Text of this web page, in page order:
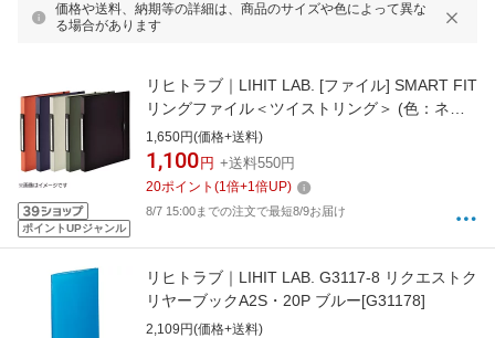
価格や送料、納期等の詳細は、商品のサイズや色によって異な
る場合があります
ポイントUPジャンル
リヒトラブ｜LIHIT LAB. [ファイル] SMART FIT
リングファイル＜ツイストリング＞ (色：ネイ
ビー、規格：A4タテ型（S型） 2穴) F-7540-11
1,650円(価格+送料)
1,100 円 +送料550円
20ポイント (1倍+1倍UP)
8/7 15:00までの注文で最短8/9お届け
リヒトラブ｜LIHIT LAB. G3117-8 リクエストク
リヤーブックA2S・20P ブルー[G31178]
2,109円(価格+送料)